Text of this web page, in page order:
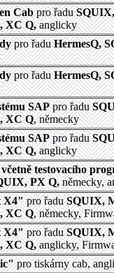
Cabpro řadu
XC Q,anglicky
pro řaduHermesQ,
pro řaduHermesQ,
SAPpro řadu
XC Q, německy
SAPpro řadu
XC Q,anglicky
testovacího
PX Q,německy,
X4"pro řaduSQUIX,
XC Q, německy,
X4"pro řaduSQUIX,
XC Q,anglicky,
pro tiskárny cab,